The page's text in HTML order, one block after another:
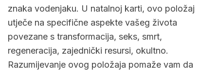
znaka vodenjaku. U natalnoj karti, ovo položaj
utječe na specifične aspekte vašeg života
povezane s transformacija, seks, smrt,
regeneracija, zajednički resursi, okultno.
Razumijevanje ovog položaja pomaže vam da